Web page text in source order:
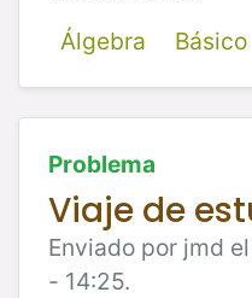
Álgebra
Básico
Problema
Viaje de
Enviado por jmd
- 14:25.